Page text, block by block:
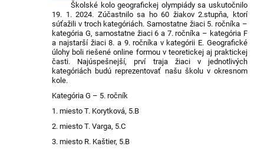
Školské kolo geografickej olympiády sa uskutočnilo
19. 1. 2024. Zúčastnilo sa ho 60 žiakov 2.stupňa, ktorí
súťažili v troch kategóriách. Samostatne žiaci 5. ročníka –
kategória G, samostatne žiaci 6 a 7. ročníka – kategória F
a najstarší žiaci 8. a 9. ročníka v kategórii E. Geografické
úlohy boli riešené online formou v teoretickej aj praktickej
časti. Najúspešnejší, prví traja žiaci v jednotlivých
kategóriách budú reprezentovať našu školu v okresnom
kole.
Kategória G – 5. ročník
1. miesto T. Korytková, 5.B
2. miesto T. Varga, 5.C
3. miesto R. Kaštier, 5.B